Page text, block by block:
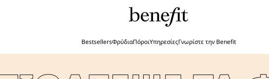
BestsellersΦρύδιαΠόροιΥπηρεσίεςΓνωρίστε την Benefit